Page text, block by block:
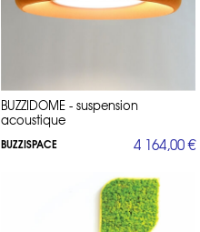
BUZZIDOME - suspension
acoustique
BUZZISPACE 4 164,00 €